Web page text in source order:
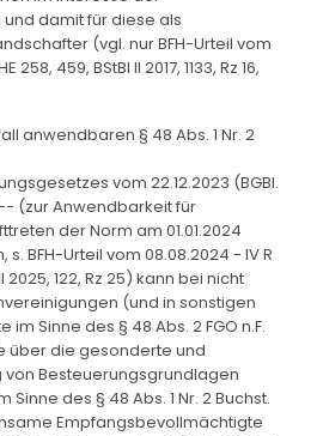
damit für diese als
(vgl. nur BFH-Urteil vom
258, 459, BStBl II 2017, 1133, Rz 16,
anwendbaren § 48 Abs. 1 Nr. 2
vom 22.12.2023 (BGBl.
(zur Anwendbarkeit für
der Norm am 01.01.2024
BFH-Urteil vom 08.08.2024 - IV R
2025, 122, Rz 25) kann bei nicht
(und in sonstigen
Sinne des § 48 Abs. 2 FGO n.F.
über die gesonderte und
von Besteuerungsgrundlagen
des § 48 Abs. 1 Nr. 2 Buchst.
Empfangsbevollmächtigte